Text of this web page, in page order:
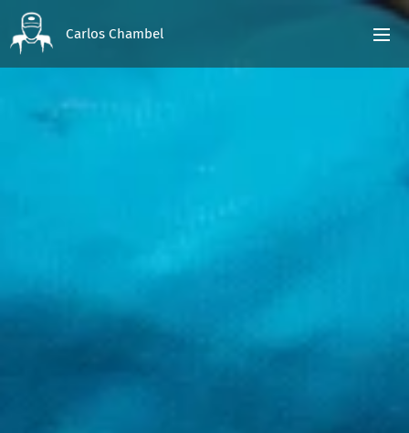
Carlos Chambel